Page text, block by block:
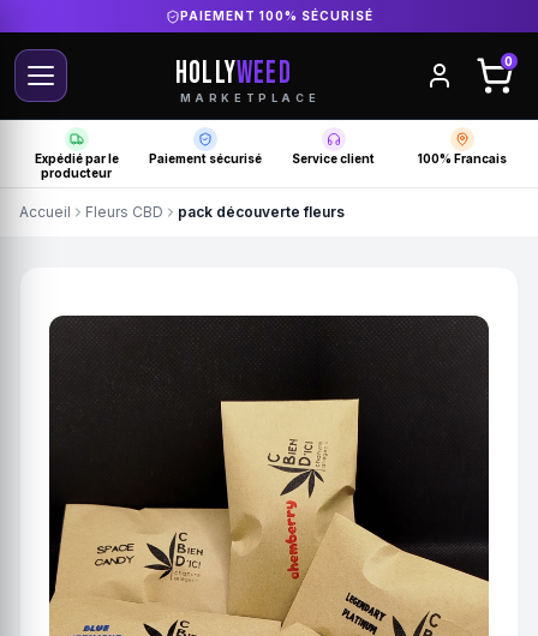
DIRECT PRODUCTEUR FRANÇAIS
HOLLYWEED
MARKETPLACE
0
Expédié par le
producteur
Paiement sécurisé Service client 100% Francais
Accueil Fleurs CBD pack découverte fleurs